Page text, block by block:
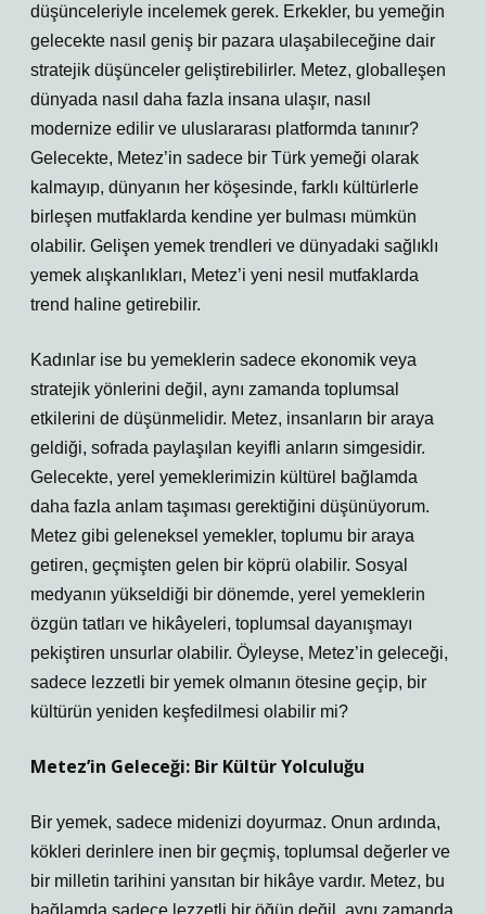
düşünceleriyle incelemek gerek. Erkekler, bu yemeğin
gelecekte nasıl geniş bir pazara ulaşabileceğine dair
stratejik düşünceler geliştirebilirler. Metez, globalleşen
dünyada nasıl daha fazla insana ulaşır, nasıl
modernize edilir ve uluslararası platformda tanınır?
Gelecekte, Metez’in sadece bir Türk yemeği olarak
kalmayıp, dünyanın her köşesinde, farklı kültürlerle
birleşen mutfaklarda kendine yer bulması mümkün
olabilir. Gelişen yemek trendleri ve dünyadaki sağlıklı
yemek alışkanlıkları, Metez’i yeni nesil mutfaklarda
trend haline getirebilir.
Kadınlar ise bu yemeklerin sadece ekonomik veya
stratejik yönlerini değil, aynı zamanda toplumsal
etkilerini de düşünmelidir. Metez, insanların bir araya
geldiği, sofrada paylaşılan keyifli anların simgesidir.
Gelecekte, yerel yemeklerimizin kültürel bağlamda
daha fazla anlam taşıması gerektiğini düşünüyorum.
Metez gibi geleneksel yemekler, toplumu bir araya
getiren, geçmişten gelen bir köprü olabilir. Sosyal
medyanın yükseldiği bir dönemde, yerel yemeklerin
özgün tatları ve hikâyeleri, toplumsal dayanışmayı
pekiştiren unsurlar olabilir. Öyleyse, Metez’in geleceği,
sadece lezzetli bir yemek olmanın ötesine geçip, bir
kültürün yeniden keşfedilmesi olabilir mi?
Metez’in Geleceği: Bir Kültür Yolculuğu
Bir yemek, sadece midenizi doyurmaz. Onun ardında,
kökleri derinlere inen bir geçmiş, toplumsal değerler ve
bir milletin tarihini yansıtan bir hikâye vardır. Metez, bu
bağlamda sadece lezzetli bir öğün değil, aynı zamanda